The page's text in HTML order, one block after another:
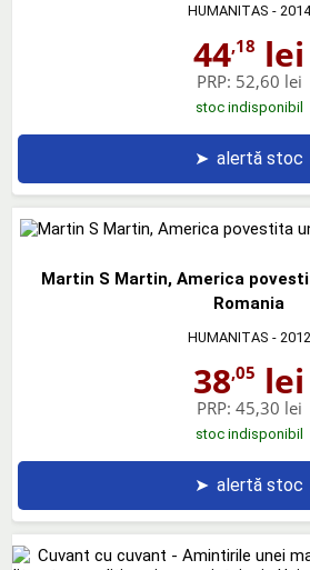
HUMANITAS - 2014
44,18 lei
PRP: 52,60 lei
stoc indisponibil
➤ alertă stoc
Martin S Martin, America
Romania
HUMANITAS - 2012
38,05 lei
PRP: 45,30 lei
stoc indisponibil
➤ alertă stoc